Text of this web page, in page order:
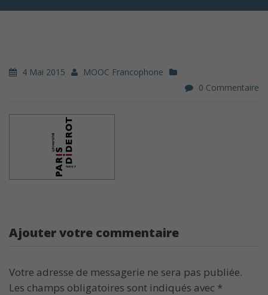
4 Mai 2015
MOOC Francophone
0 Commentaire
Ajouter votre commentaire
Votre adresse de messagerie ne sera pas publiée.
Les champs obligatoires sont indiqués avec *